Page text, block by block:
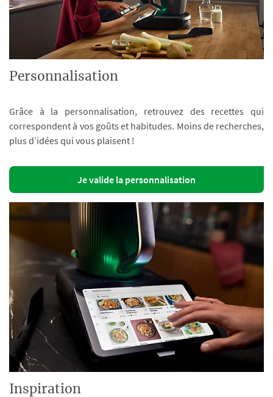
Personnalisation
Grâce à la personnalisation, retrouvez des recettes qui
correspondent à vos goûts et habitudes. Moins de recherches,
plus d’idées qui vous plaisent !
Je valide la personnalisation
Inspiration